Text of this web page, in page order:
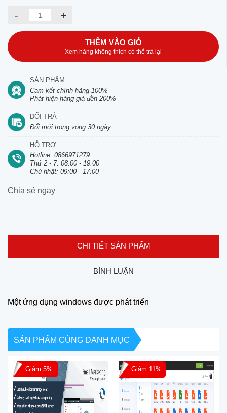
- +
THÊM VÀO GIỎ
Xem hàng không thích có thể trả lại
SẢN PHẨM
Cam kết chính hãng 100%
Phát hiện hàng giả đền 200%
ĐỔI TRẢ
Đổi mới trong vong 30 ngày
HỖ TRỢ
Hotline: 0866971279
Thứ 2 - 7: 08:00 - 19:00
Chủ nhật: 09:00 - 17:00
Chia sẻ ngay
CHI TIẾT SẢN PHẨM
BÌNH LUẬN
Một ứng dụng windows được phát triển bằng Visual
SẢN PHẨM CÙNG DANH MỤC
Giảm 5% Giảm 11%